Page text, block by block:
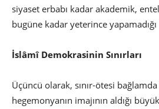
siyaset erbabı kadar akademik,
bugüne kadar yeterince
İslâmî Demokrasinin Sınırları
Üçüncü olarak, sınır-ötesi bağlamda
hegemonyanın imajının aldığı